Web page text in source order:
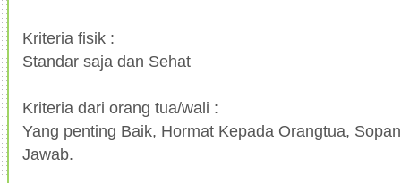
Kriteria fisik :
Standar saja dan Sehat
Kriteria dari orang tua/wali :
Yang penting Baik, Hormat Kepada Orangtua,
Jawab.